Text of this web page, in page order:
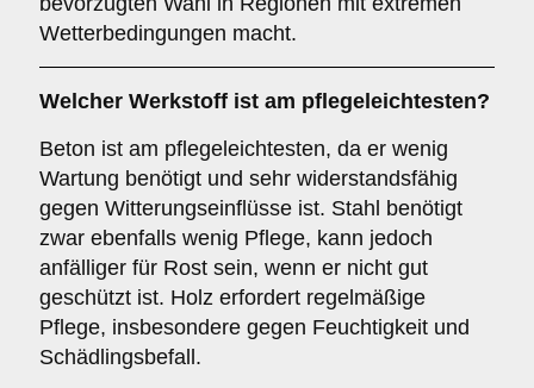
Wetterbedingungen macht.
Welcher Werkstoff ist am pflegeleichtesten?
Beton ist am pflegeleichtesten, da er wenig
Wartung benötigt und sehr widerstandsfähig
gegen Witterungseinflüsse ist. Stahl benötigt
zwar ebenfalls wenig Pflege, kann jedoch
anfälliger für Rost sein, wenn er nicht gut
geschützt ist. Holz erfordert regelmäßige
Pflege, insbesondere gegen Feuchtigkeit und
Schädlingsbefall.